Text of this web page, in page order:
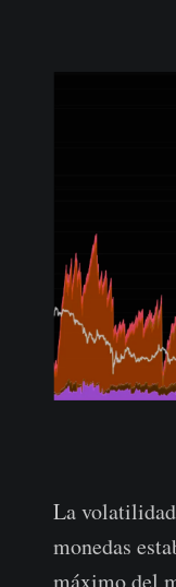
La volatilidad
monedas
máximo del